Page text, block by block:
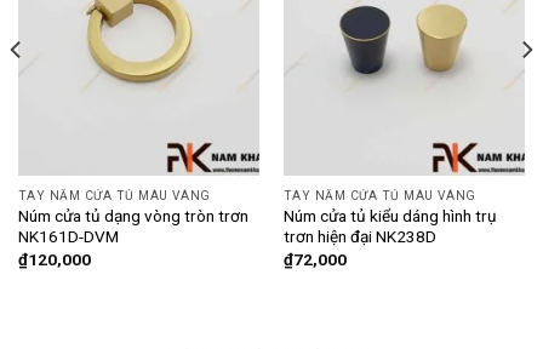
TAY NẮM CỬA TỦ MÀU VÀNG
Núm cửa tủ dạng vòng tròn trơn
NK161D-DVM
₫120,000
TAY NẮM CỬA TỦ MÀU VÀNG
Núm cửa tủ kiểu dáng hình trụ
trơn hiện đại NK238D
₫72,000